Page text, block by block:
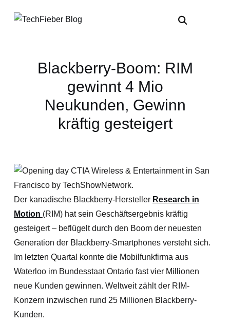
Blackberry-Boom: RIM
gewinnt 4 Mio
Neukunden, Gewinn
kräftig gesteigert
Der kanadische Blackberry-Hersteller Research in
Motion (RIM) hat sein Geschäftsergebnis kräftig
gesteigert – beflügelt durch den Boom der neuesten
Generation der Blackberry-Smartphones versteht sich.
Im letzten Quartal konnte die Mobilfunkfirma aus
Waterloo im Bundesstaat Ontario fast vier Millionen
neue Kunden gewinnen. Weltweit zählt der RIM-
Konzern inzwischen rund 25 Millionen Blackberry-
Kunden.